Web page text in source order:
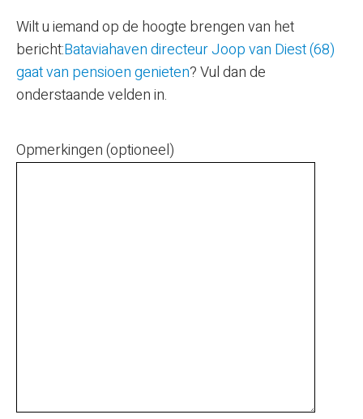
Wilt u iemand op de hoogte brengen van het
bericht:Bataviahaven directeur Joop van Diest (68)
gaat van pensioen genieten? Vul dan de
onderstaande velden in.
Opmerkingen (optioneel)